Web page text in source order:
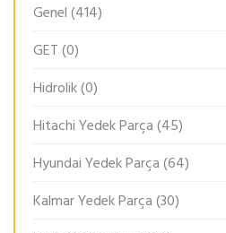
Genel(414)
GET(0)
Hidrolik(0)
Hitachi Yedek Parça(45)
Hyundai Yedek Parça(64)
Kalmar Yedek Parça(30)